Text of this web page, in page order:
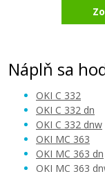
Náplň sa
OKI C 332
OKI C 332 dn
OKI C 332 dnw
OKI MC 363
OKI MC 363 dn
OKI MC 363